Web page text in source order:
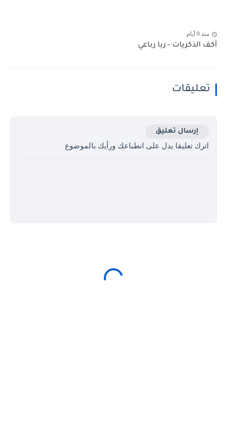
منذ 9 أيام
أكف الذكريات - ربا رباعي
تعليقات
إرسال تعليق
اترك تعليقا يدل على انطباعك ورأيك بالموضوع